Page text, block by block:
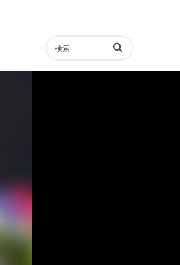
動画の検索語句を入力